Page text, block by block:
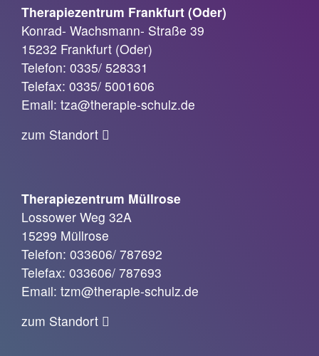
Therapiezentrum Frankfurt (Oder)
Konrad- Wachsmann- Straße 39
15232 Frankfurt (Oder)
Telefon: 0335/ 528331
Telefax: 0335/ 5001606
Email: tza@therapie-schulz.de
zum Standort
Therapiezentrum Müllrose
Lossower Weg 32A
15299 Müllrose
Telefon: 033606/ 787692
Telefax: 033606/ 787693
Email: tzm@therapie-schulz.de
zum Standort